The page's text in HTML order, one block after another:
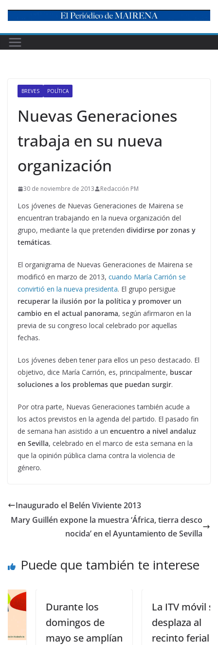
content
BREVES POLÍTICA
Nuevas Generaciones
trabaja en su nueva
organización
30 de noviembre de 2013 Redacción PM
Los jóvenes de Nuevas Generaciones de Mairena se
encuentran trabajando en la nueva organización del
grupo, mediante la que pretenden dividirse por zonas y
temáticas.
El organigrama de Nuevas Generaciones de Mairena se
modificó en marzo de 2013, cuando María Carrión se
convirtió en la nueva presidenta. El grupo persigue
recuperar la ilusión por la política y promover un
cambio en el actual panorama, según afirmaron en la
previa de su congreso local celebrado por aquellas
fechas.
Los jóvenes deben tener para ellos un peso destacado. El
objetivo, dice María Carrión, es, principalmente, buscar
soluciones a los problemas que puedan surgir.
Por otra parte, Nuevas Generaciones también acude a
los actos previstos en la agenda del partido. El pasado fin
de semana han asistido a un encuentro a nivel andaluz
en Sevilla, celebrado en el marco de esta semana en la
que la opinión pública clama contra la violencia de
género.
Inaugurado el Belén Viviente 2013
Mary Guillén expone la muestra ‘África, tierra desco
nocida’ en el Ayuntamiento de Sevilla
Puede que también te interese
Durante los
domingos de
mayo se amplían
La ITV móvil se
desplaza al
recinto ferial de